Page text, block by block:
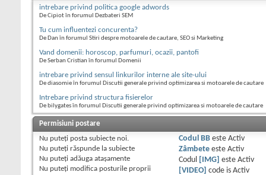
intrebare privind politica google adwords
De Cipiot în forumul Dezbateri SEM
Tu cum influentezi concurenta?
De Dan în forumul Stiri despre motoarele de cautare, SEO si Marketing
Vand domenii: horoscop, parfumuri, ocazii, pantofi
De Serban Cristian în forumul Domenii
intrebare privind sensul linkurilor interne ale site-ului
De diasomie în forumul Discutii generale privind optimizarea si motoarele de cautare
Intrebare privind structura fisierelor
De bilygates în forumul Discutii generale privind optimizarea si motoarele de cautare
Permisiuni postare
Nu puteţi posta subiecte noi.
Nu puteţi răspunde la subiecte
Nu puteţi adăuga ataşamente
Nu puteţi modifica posturile proprii
Codul BBeste Activ
Zâmbeteeste Activ
Codul
[IMG] este Activ
[VIDEO] code is Activ